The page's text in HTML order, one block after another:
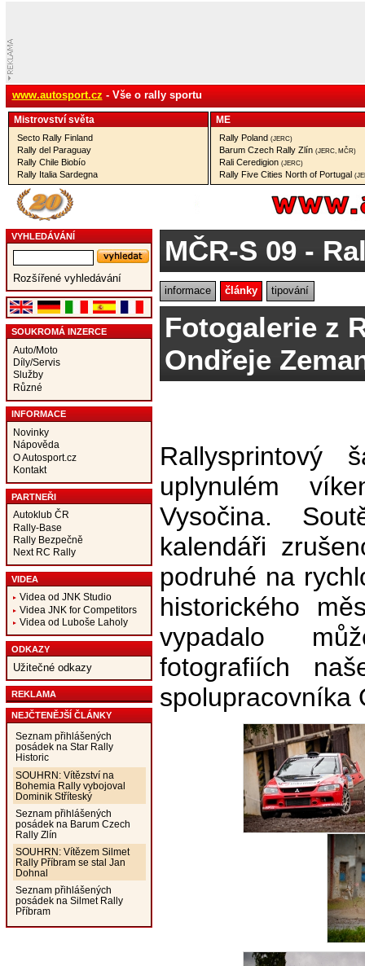
www.autosport.cz - Vše o rally sportu
Mistrovství­ světa
Secto Rally Finland
Rally del Paraguay
Rally Chile Biobío
Rally Italia Sardegna
ME
Rally Poland (JERC)
Barum Czech Rally Zlín (JERC, MČR)
Rali Ceredigion (JERC)
Rally Five Cities North of Portugal
VYHLEDÁVÁNÍ
Rozšířené vyhledávání
SOUKROMÁ INZERCE
Auto/Moto
Díly/Servis
Služby
Různé
INFORMACE
Novinky
Nápověda
O Autosport.cz
Kontakt
PARTNEŘI
Autoklub ČR
Rally-Base
Rally Bezpečně
Next RC Rally
VIDEA
Videa od JNK Studio
Videa JNK for Competitors
Videa od Luboše Laholy
ODKAZY
Užitečné odkazy
REKLAMA
NEJČTENĚJŠÍ ČLÁNKY
Seznam přihlášených
posádek na Star Rally
Historic
SOUHRN: Vítězství na
Bohemia Rally vybojoval
Dominik Stříteský
Seznam přihlášených
posádek na Barum Czech
Rally Zlín
SOUHRN: Vítězem Silmet
Rally Příbram se stal Jan
Dohnal
Seznam přihlášených
posádek na Silmet Rally
Příbram
MČR-S 09-
informace články tipování
Fotogalerie z
Ondřeje
Rallysprintový
uplynulém
Vysočina.
kalendáři
podruhé na
historického
vypadalo
fotografiích
spolupracovníka